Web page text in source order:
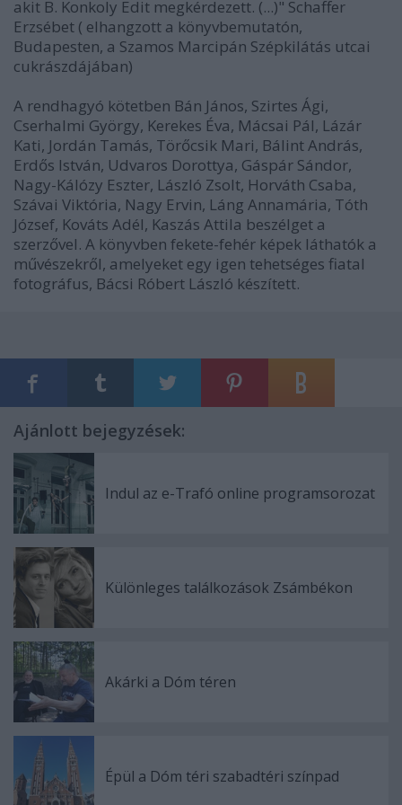
akit B. Konkoly Edit megkérdezett. (...)" Schaffer
Erzsébet ( elhangzott a könyvbemutatón,
Budapesten, a Szamos Marcipán Szépkilátás utcai
cukrászdájában)
A rendhagyó kötetben Bán János, Szirtes Ági,
Cserhalmi György, Kerekes Éva, Mácsai Pál, Lázár
Kati, Jordán Tamás, Törőcsik Mari, Bálint András,
Erdős István, Udvaros Dorottya, Gáspár Sándor,
Nagy-Kálózy Eszter, László Zsolt, Horváth Csaba,
Szávai Viktória, Nagy Ervin, Láng Annamária, Tóth
József, Kováts Adél, Kaszás Attila beszélget a
szerzővel. A könyvben fekete-fehér képek láthatók a
művészekről, amelyeket egy igen tehetséges fiatal
fotográfus, Bácsi Róbert László készített.
Ajánlott bejegyzések:
Indul az e-Trafó online programsorozat
Különleges találkozások Zsámbékon
Akárki a Dóm téren
Épül a Dóm téri szabadtéri színpad